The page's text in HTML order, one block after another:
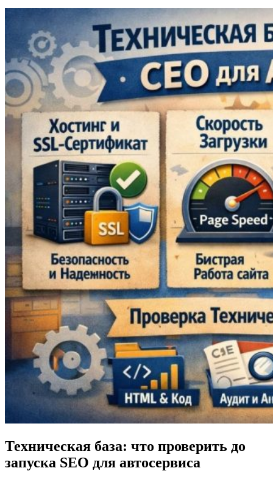
Техническая база: что проверить до
запуска SEO для автосервиса